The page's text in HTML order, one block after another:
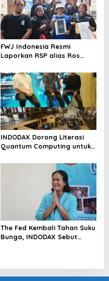
FWJ Indonesia Resmi
Laporkan RSP alias Ros
INDODAX Dorong Literasi
Quantum Computing untuk
Blockchain
The Fed Kembali Tahan Suku
Bunga, INDODAX Sebut